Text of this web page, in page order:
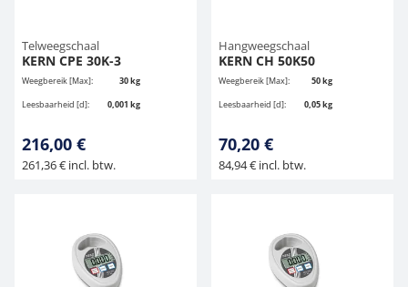
Telweegschaal
KERN CPE 30K-3
Weegbereik [Max]:
30 kg
Leesbaarheid [d]:
0,001 kg
216,00 €
261,36 € incl. btw.
Hangweegschaal
KERN CH 50K50
Weegbereik [Max]:
50 kg
Leesbaarheid [d]:
0,05 kg
70,20 €
84,94 € incl. btw.